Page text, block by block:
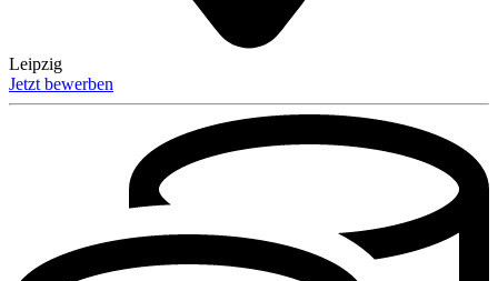
Leipzig
Jetzt bewerben